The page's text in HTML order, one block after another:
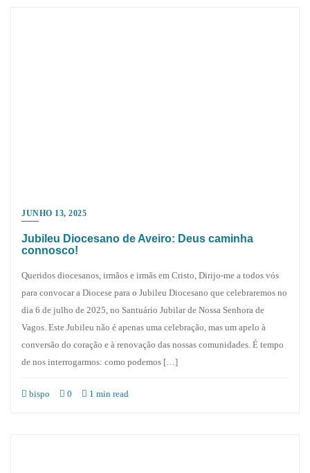
JUNHO 13, 2025
Jubileu Diocesano de Aveiro: Deus caminha
connosco!
Queridos diocesanos, irmãos e irmãs em Cristo, Dirijo-me a todos vós
para convocar a Diocese para o Jubileu Diocesano que celebraremos no
dia 6 de julho de 2025, no Santuário Jubilar de Nossa Senhora de
Vagos. Este Jubileu não é apenas uma celebração, mas um apelo à
conversão do coração e à renovação das nossas comunidades. É tempo
de nos interrogarmos: como podemos […]
bispo 0 1 min read